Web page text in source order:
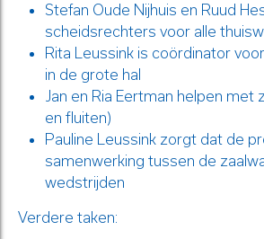
Stefan Oude Nijhuis en Ruud
scheidsrechters voor alle
Rita Leussink is coördinator
in de grote hal
Jan en Ria Eertman helpen met
en fluiten)
Pauline Leussink zorgt dat de
samenwerking tussen de
wedstrijden
Verdere taken: